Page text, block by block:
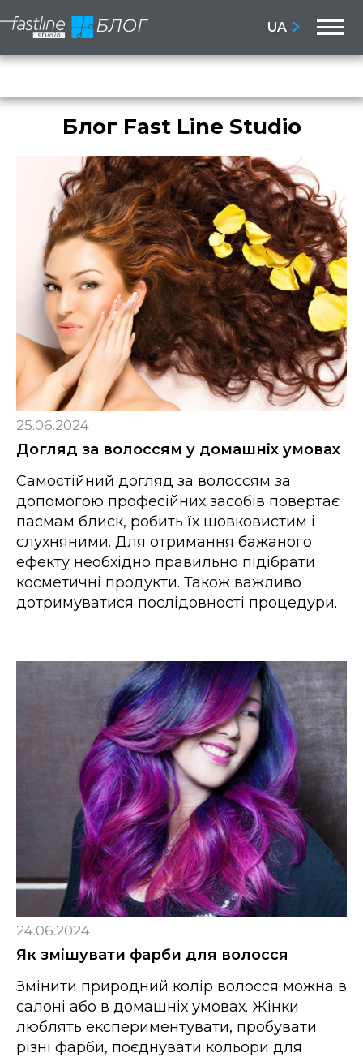
UA
Блог Fast Line Studio
25.06.2024
Догляд за волоссям у домашніх умовах
Самостійний догляд за волоссям за
допомогою професійних засобів повертає
пасмам блиск, робить їх шовковистим і
слухняними. Для отримання бажаного
ефекту необхідно правильно підібрати
косметичні продукти. Також важливо
дотримуватися послідовності процедури.
24.06.2024
Як змішувати фарби для волосся
Змінити природний колір волосся можна в
салоні або в домашніх умовах. Жінки
люблять експериментувати, пробувати
різні фарби, поєднувати кольори для